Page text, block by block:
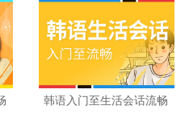
韩语入门至生活会话流畅